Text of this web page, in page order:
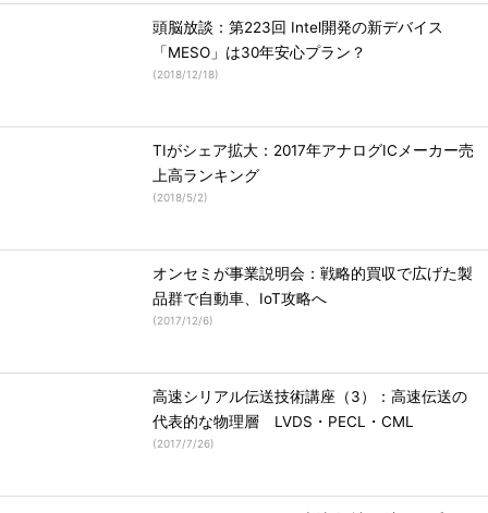
頭脳放談：第223回 Intel開発の新デバイス
「MESO」は30年安心プラン？
(2018/12/18)
TIがシェア拡大：2017年アナログICメーカー売
上高ランキング
(2018/5/2)
オンセミが事業説明会：戦略的買収で広げた製
品群で自動車、IoT攻略へ
(2017/12/6)
高速シリアル伝送技術講座（3）：高速伝送の
代表的な物理層 LVDS・PECL・CML
(2017/7/26)